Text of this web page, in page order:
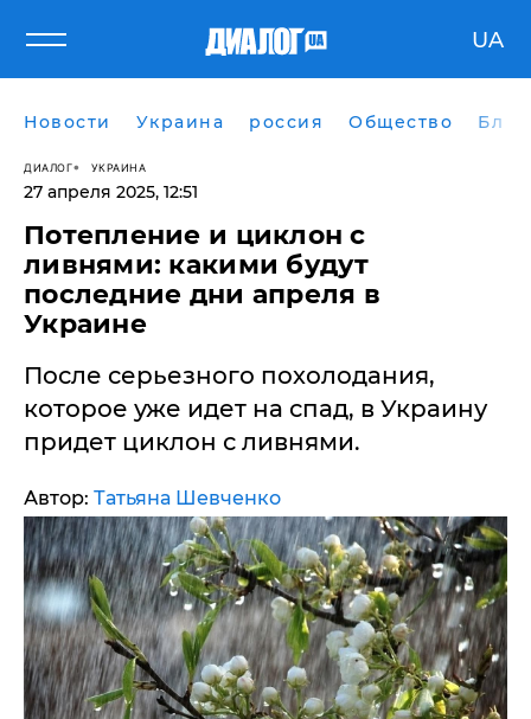
UA
Новости Украина россия Общество
ДИАЛОГ УКРАИНА
27 апреля 2025, 12:51
​Потепление и циклон с
ливнями: какими будут
последние дни апреля в
Украине
После серьезного похолодания,
которое уже идет на спад, в Украину
придет циклон с ливнями.
Автор: Татьяна Шевченко